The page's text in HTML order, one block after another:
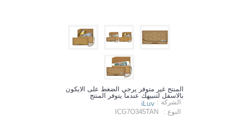
المنتج غير متوفر يرجي الضغط على الايكون
بالاسفل لتنبيهك عندما يتوفر المنتج
الشركة : iLuv
النوع :
ICG7O345TAN